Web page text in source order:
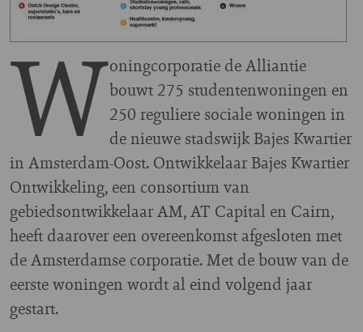
Woningcorporatie de Alliantie
bouwt 275 studentenwoningen en
250 reguliere sociale woningen in
de nieuwe stadswijk Bajes Kwartier
in Amsterdam-Oost. Ontwikkelaar Bajes Kwartier
Ontwikkeling, een consortium van
gebiedsontwikkelaar AM, AT Capital en Cairn,
heeft daarover een overeenkomst afgesloten met
de Amsterdamse corporatie. Met de bouw van de
eerste woningen wordt al eind volgend jaar
gestart.